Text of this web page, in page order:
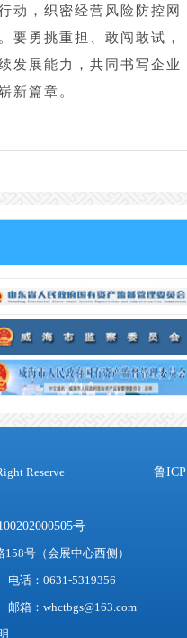
动，织密经营风险防控网
要勇挑重担、敢闯敢试，
发展能力，共同书写企业
新篇章。
Reserve
鲁ICP
号
号（会展中心西侧）
电话：0631-5319356
邮箱：whctbgs@163.com